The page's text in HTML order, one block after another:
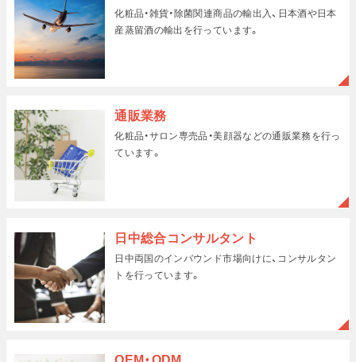
化粧品・雑貨・除菌関連商品の輸出入、 日本酒や日本
産蒸留酒の輸出を行っています。
通販業務
化粧品・サロン専売品・美顔器などの通販業務を行っ
ています。
日中総合コンサルタント
日中両国のインバウンド市場向けに、 コンサルタン
トを行っています。